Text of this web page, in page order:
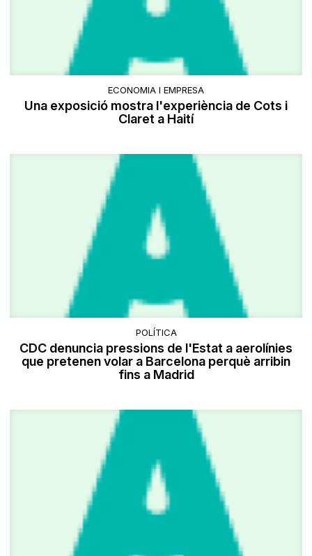
ECONOMIA I EMPRESA
Una exposició mostra l'experiència de Cots i
Claret a Haití
POLÍTICA
CDC denuncia pressions de l'Estat a aerolínies
que pretenen volar a Barcelona perquè arribin
fins a Madrid